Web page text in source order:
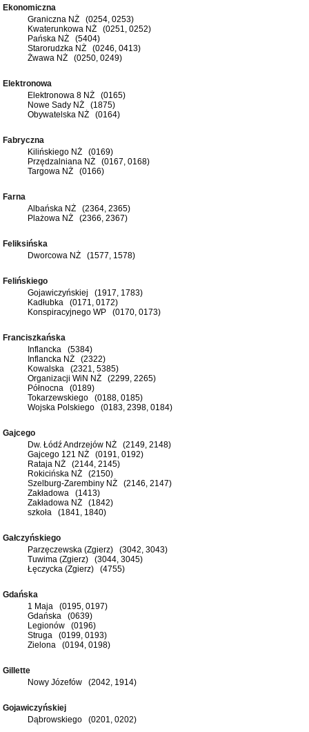
Ekonomiczna
Graniczna NŻ (0254, 0253)
Kwaterunkowa NŻ (0251, 0252)
Pańska NŻ (5404)
Starorudzka NŻ (0246, 0413)
Żwawa NŻ (0250, 0249)
Elektronowa
Elektronowa 8 NŻ (0165)
Nowe Sady NŻ (1875)
Obywatelska NŻ (0164)
Fabryczna
Kilińskiego NŻ (0169)
Przędzalniana NŻ (0167, 0168)
Targowa NŻ (0166)
Farna
Albańska NŻ (2364, 2365)
Plażowa NŻ (2366, 2367)
Feliksińska
Dworcowa NŻ (1577, 1578)
Felińskiego
Gojawiczyńskiej (1917, 1783)
Kadłubka (0171, 0172)
Konspiracyjnego WP (0170, 0173)
Franciszkańska
Inflancka (5384)
Inflancka NŻ (2322)
Kowalska (2321, 5385)
Organizacji WiN NŻ (2299, 2265)
Północna (0189)
Tokarzewskiego (0188, 0185)
Wojska Polskiego (0183, 2398, 0184)
Gajcego
Dw. Łódź Andrzejów NŻ (2149, 2148)
Gajcego 121 NŻ (0191, 0192)
Rataja NŻ (2144, 2145)
Rokicińska NŻ (2150)
Szelburg-Zarembiny NŻ (2146, 2147)
Zakładowa (1413)
Zakładowa NŻ (1842)
szkoła (1841, 1840)
Gałczyńskiego
Parzęczewska (Zgierz) (3042, 3043)
Tuwima (Zgierz) (3044, 3045)
Łęczycka (Zgierz) (4755)
Gdańska
1 Maja (0195, 0197)
Gdańska (0639)
Legionów (0196)
Struga (0199, 0193)
Zielona (0194, 0198)
Gillette
Nowy Józefów (2042, 1914)
Gojawiczyńskiej
Dąbrowskiego (0201, 0202)